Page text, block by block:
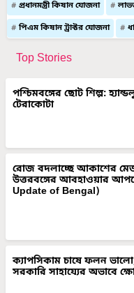
প্রধানমন্ত্রী কিষান যোজনা
পিএম কিষান ট্রাক্টর যোজনা
Top Stories
পশ্চিমবঙ্গের ছোট শিল্প:
টেরাকোটা
রোজ বদলাচ্ছে আকাশের
উত্তরবঙ্গের আবহাওয়ার
Update of Bengal)
ক্যাপসিকাম চাষে ফলন
সরকারি সাহায্যের অভাবে